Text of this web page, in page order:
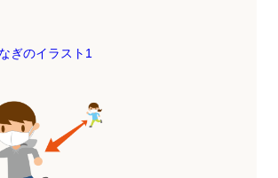
ぎのイラスト1